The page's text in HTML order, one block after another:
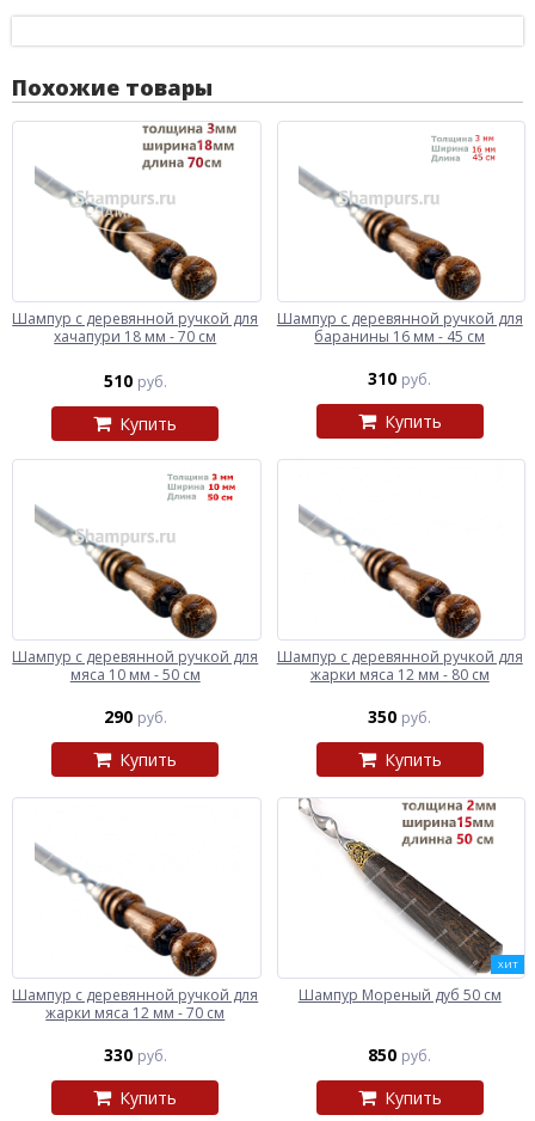
Похожие товары
Шампур с деревянной ручкой для
хачапури 18 мм - 70 см
510 руб.
Купить
Шампур с деревянной ручкой для
баранины 16 мм - 45 см
310 руб.
Купить
Шампур с деревянной ручкой для
мяса 10 мм - 50 см
290 руб.
Купить
Шампур с деревянной ручкой для
жарки мяса 12 мм - 80 см
350 руб.
Купить
Шампур с деревянной ручкой для
жарки мяса 12 мм - 70 см
330 руб.
Купить
ХИТ
Шампур Мореный дуб 50 см
850 руб.
Купить